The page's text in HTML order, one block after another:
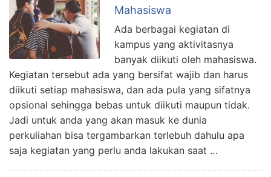
Mahasiswa
Ada berbagai kegiatan di
kampus yang aktivitasnya
banyak diikuti oleh mahasiswa.
Kegiatan tersebut ada yang bersifat wajib dan harus
diikuti setiap mahasiswa, dan ada pula yang sifatnya
opsional sehingga bebas untuk diikuti maupun tidak.
Jadi untuk anda yang akan masuk ke dunia
perkuliahan bisa tergambarkan terlebuh dahulu apa
saja kegiatan yang perlu anda lakukan saat …